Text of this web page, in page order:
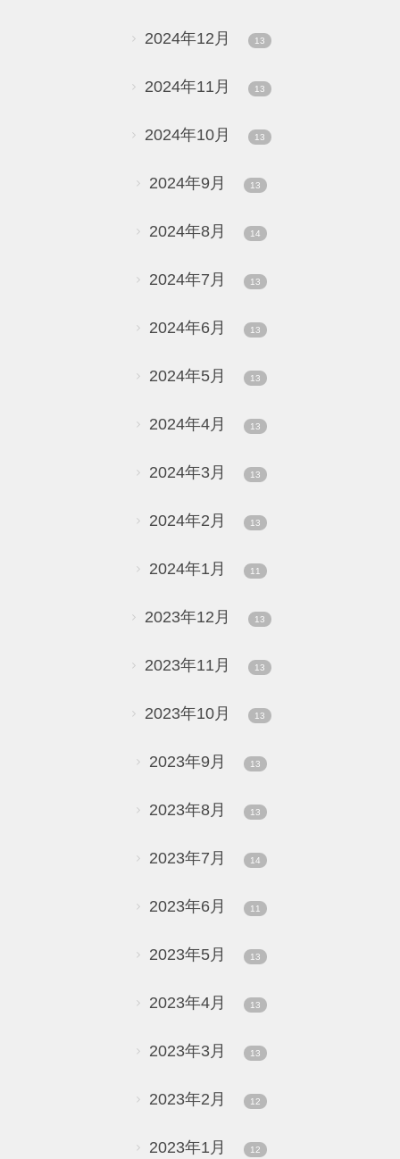
2024年12月 13
2024年11月 13
2024年10月 13
2024年9月 13
2024年8月 14
2024年7月 13
2024年6月 13
2024年5月 13
2024年4月 13
2024年3月 13
2024年2月 13
2024年1月 11
2023年12月 13
2023年11月 13
2023年10月 13
2023年9月 13
2023年8月 13
2023年7月 14
2023年6月 11
2023年5月 13
2023年4月 13
2023年3月 13
2023年2月 12
2023年1月 12